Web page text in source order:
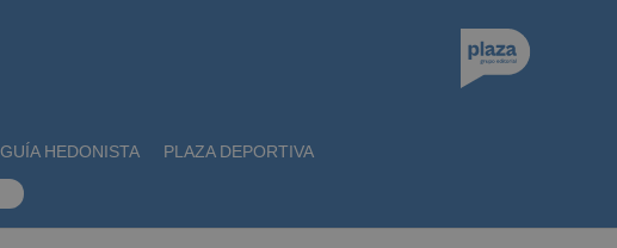
GUÍA HEDONISTA PLAZA DEPORTIVA